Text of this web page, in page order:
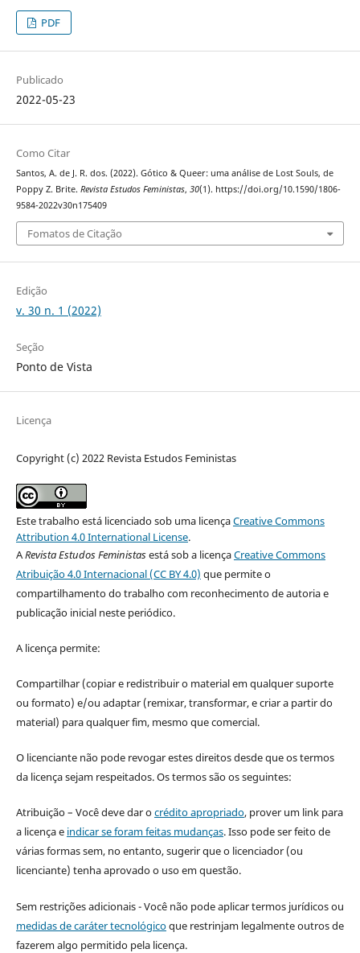
PDF
Publicado
2022-05-23
Como Citar
Santos, A. de J. R. dos. (2022). Gótico & Queer: uma análise de Lost Souls, de
Poppy Z. Brite. Revista Estudos Feministas, 30(1). https://doi.org/10.1590/1806-
9584-2022v30n175409
Fomatos de Citação
Edição
v. 30 n. 1 (2022)
Seção
Ponto de Vista
Licença
Copyright (c) 2022 Revista Estudos Feministas
Este trabalho está licenciado sob uma licençaCreative Commons
Attribution 4.0 International License.
ARevista Estudos Feministasestá sob a licençaCreative Commons
Atribuição 4.0 Internacional (CC BY 4.0) que permite o
compartilhamento do trabalho com reconhecimento de autoria e
publicação inicial neste periódico.
A licença permite:
Compartilhar (copiar e redistribuir o material em qualquer suporte
ou formato) e/ou adaptar (remixar, transformar, e criar a partir do
material) para qualquer fim, mesmo que comercial.
O licenciante não pode revogar estes direitos desde que os termos
da licença sejam respeitados. Os termos são os seguintes:
Atribuição – Você deve dar ocrédito apropriado, prover um link para
a licença e indicar se foram feitas mudanças. Isso pode ser feito de
várias formas sem, no entanto, sugerir que o licenciador (ou
licenciante) tenha aprovado o uso em questão.
Sem restrições adicionais - Você não pode aplicar termos jurídicos ou
medidas de caráter tecnológicoque restrinjam legalmente outros de
fazerem algo permitido pela licença.